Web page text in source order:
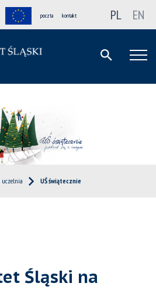
poczta kontakt PL EN
uczelnia UŚ świątecznie
Śląski na